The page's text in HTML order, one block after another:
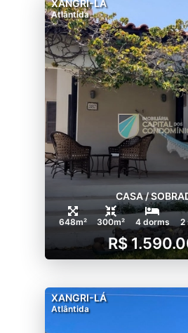
XANGRI-LÁ
Atlântida
CASA /
648m² 300m² 4 dorms 2
R$
XANGRI-LÁ
Atlântida